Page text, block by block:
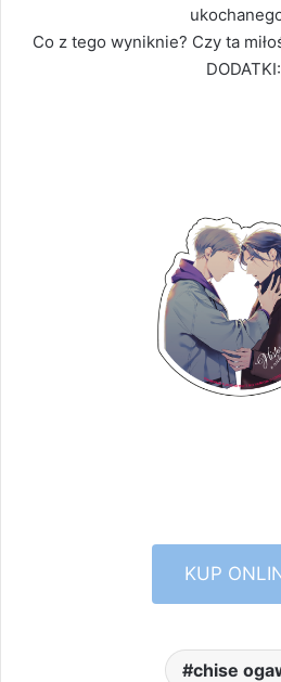
Co z tego wyniknie? Czy ta
DODATKI:
KUP
chise